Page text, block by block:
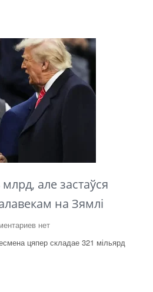
але застаўся
на Зямлі
нет
цяпер складае 321 мільярд